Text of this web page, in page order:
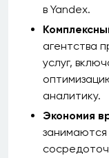
в Yandex.
агентства
услуг,
аналитику.
Экономия
занимаются